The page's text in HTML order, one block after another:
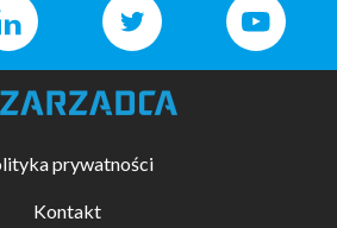
prywatności
Kontakt